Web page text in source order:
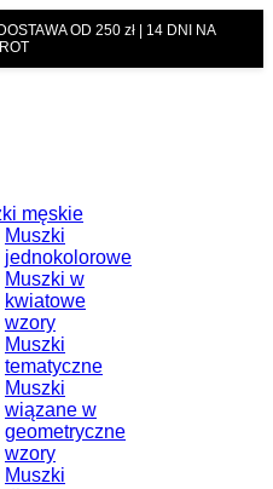
OD 250 zł | 14 DNI NA
męskie
Muszki
jednokolorowe
Muszki w
kwiatowe
wzory
Muszki
tematyczne
Muszki
wiązane w
geometryczne
wzory
Muszki